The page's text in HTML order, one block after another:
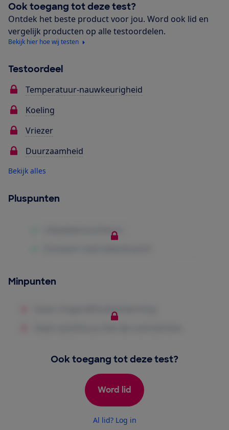
Ook toegang tot deze test?
Ontdek het beste product voor jou. Word ook lid en
vergelijk producten op alle testoordelen.
Bekijk hier hoe wij testen
Testoordeel
Temperatuur-nauwkeurigheid
Koeling
Vriezer
Duurzaamheid
Bekijk alles
Pluspunten
Minpunten
Ook toegang tot deze test?
Word lid
Al lid? Log in